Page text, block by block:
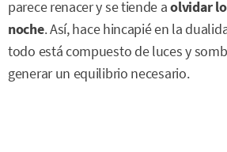
parece renacer y se tiende aolvidar lo
noche. Así, hace hincapié en la
todo está compuesto de luces y
generar un equilibrio necesario.